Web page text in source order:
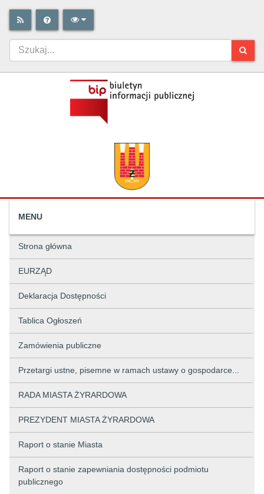
MENU
Strona główna
EURZĄD
Deklaracja Dostępności
Tablica Ogłoszeń
Zamówienia publiczne
Przetargi ustne, pisemne w ramach ustawy o gospodarce...
RADA MIASTA ŻYRARDOWA
PREZYDENT MIASTA ŻYRARDOWA
Raport o stanie Miasta
Raport o stanie zapewniania dostępności podmiotu
publicznego